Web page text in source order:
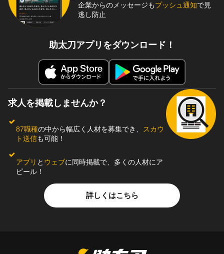
企業からのメッセージもプッシュ通知で見
逃し防止
助太刀アプリをダウンロード！
求人を掲載しませんか？
87職種の中から幅広く人材を募集でき、
スカウ
ト送信も可能！
アプリ と ウェブに同時掲載で、多くの人材にア
ピール！
詳しくはこちら